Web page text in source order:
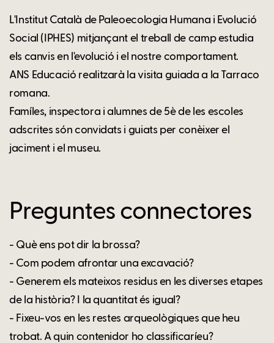
L'Institut Català de Paleoecologia Humana i Evolució
Social (IPHES) mitjançant el treball de camp estudia
els canvis en l'evolució i el nostre comportament.
ANS Educació realitzarà la visita guiada a la Tarraco
romana.
Famíles, inspectora i alumnes de 5è de les escoles
adscrites són convidats i guiats per conèixer el
jaciment i el museu.
Preguntes connectores
- Què ens pot dir la brossa?
- Com podem afrontar una excavació?
- Generem els mateixos residus en les diverses etapes
de la història? I la quantitat és igual?
- Fixeu-vos en les restes arqueològiques que heu
trobat. A quin contenidor ho classificaríeu?